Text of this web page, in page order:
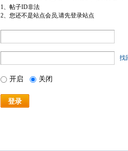
1、帖子ID非法
2、您还不是站点会员,请先登录站点
找
开启 关闭
登录